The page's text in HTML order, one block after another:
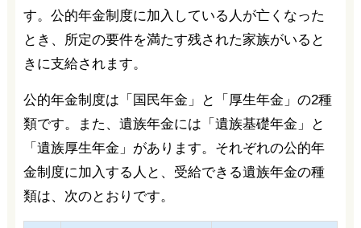
す。公的年金制度に加入している人が亡くなった
とき、所定の要件を満たす残された家族がいると
きに支給されます。
公的年金制度は「国民年金」と「厚生年金」の2種
類です。また、遺族年金には「遺族基礎年金」と
「遺族厚生年金」があります。それぞれの公的年
金制度に加入する人と、受給できる遺族年金の種
類は、次のとおりです。